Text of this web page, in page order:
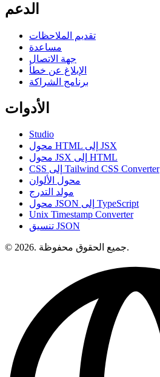
الدعم
تقديم الملاحظات
مساعدة
جهة الاتصال
الإبلاغ عن خطأ
برنامج الشراكة
الأدوات
Studio
محول HTML إلى JSX
محول JSX إلى HTML
CSS إلى Tailwind CSS Converter
محول الألوان
مولد التدرج
محول JSON إلى TypeScript
Unix Timestamp Converter
تنسيق JSON
© 2026. جميع الحقوق محفوظة.